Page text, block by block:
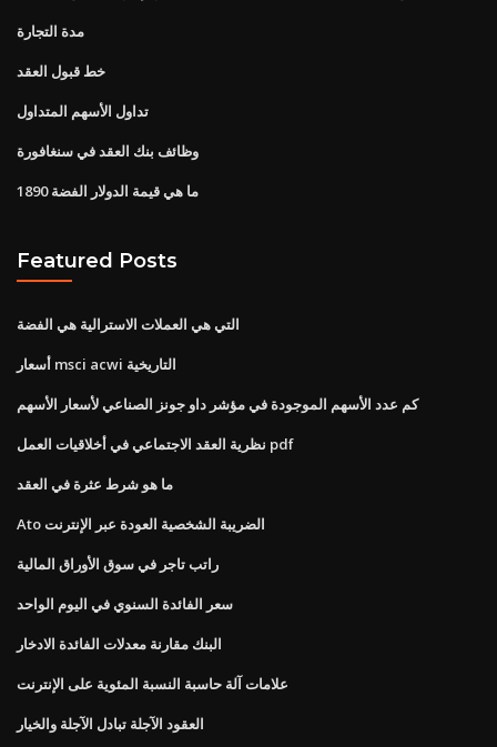
مدة التجارة
خط قبول العقد
تداول الأسهم المتداول
وظائف بنك العقد في سنغافورة
ما هي قيمة الدولار الفضة 1890
Featured Posts
التي هي العملات الاسترالية هي الفضة
أسعار msci acwi التاريخية
كم عدد الأسهم الموجودة في مؤشر داو جونز الصناعي لأسعار الأسهم
نظرية العقد الاجتماعي في أخلاقيات العمل pdf
ما هو شرط عثرة في العقد
Ato الضريبة الشخصية العودة عبر الإنترنت
راتب تاجر في سوق الأوراق المالية
سعر الفائدة السنوي في اليوم الواحد
البنك مقارنة معدلات الفائدة الادخار
علامات آلة حاسبة النسبة المئوية على الإنترنت
العقود الآجلة تبادل الآجلة والخيار